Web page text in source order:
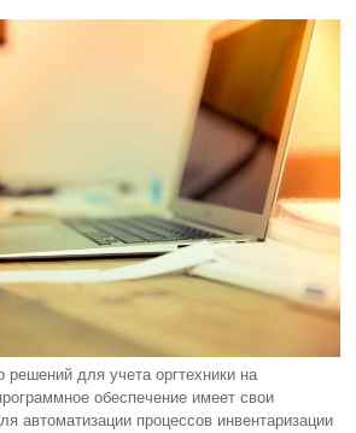
для учета оргтехники на
обеспечение имеет свои
автоматизации процессов инвентаризации